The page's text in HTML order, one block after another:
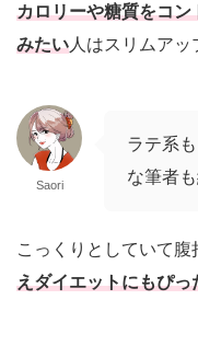
カロリーや糖質をコ
みたい 人はスリムアッ
Saori
ラテ系
な筆者
こっくりとしていて腹
えダイエットにもぴっ